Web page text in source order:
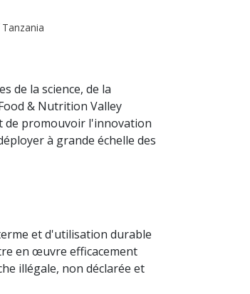
de la science, de la
& Nutrition Valley
de promouvoir l'innovation
à grande échelle des
et d'utilisation durable
en œuvre efficacement
illégale, non déclarée et